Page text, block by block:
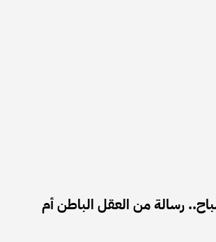
رسالة من العقل الباطن أم